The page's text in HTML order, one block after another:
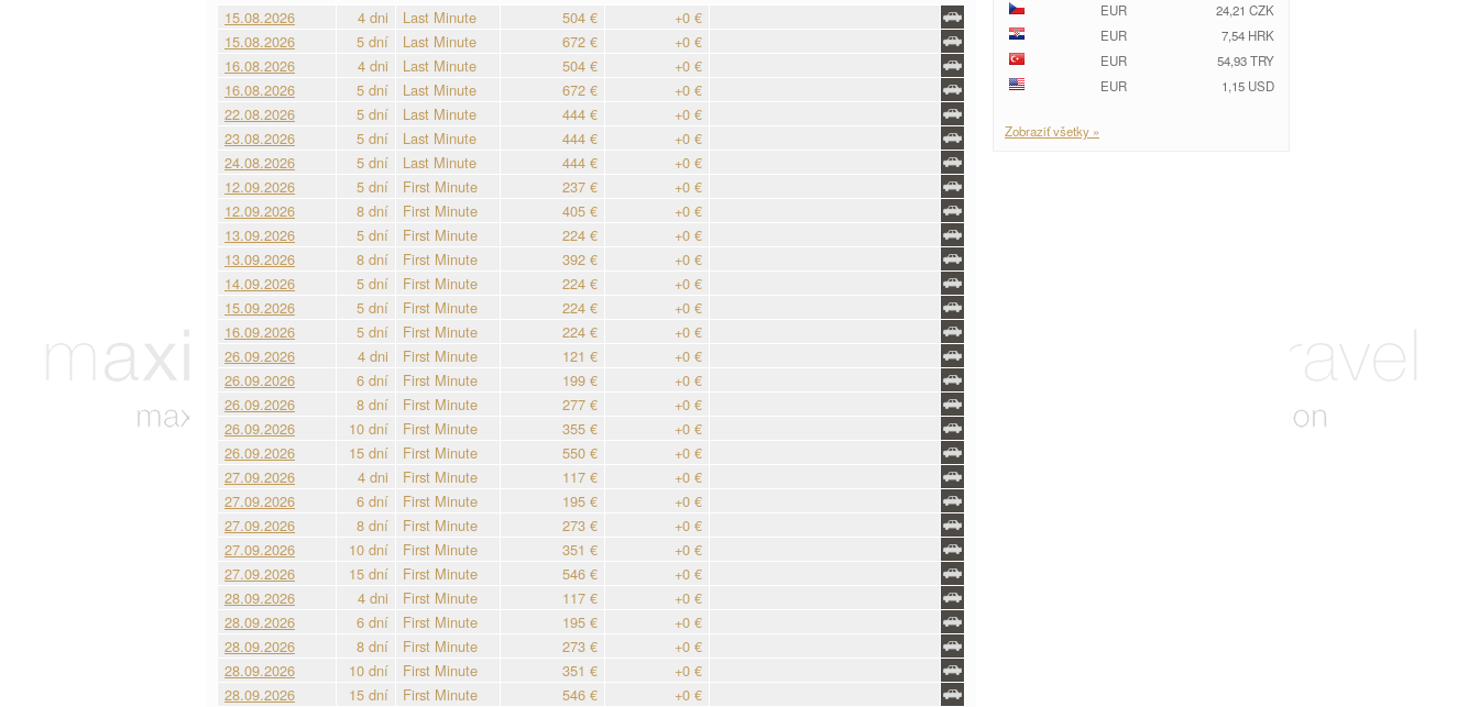
15.08.2026 4 dni Last Minute 504 €
+0 €
15.08.2026
5 dní Last Minute 672 €
+0 €
16.08.2026
4 dni Last Minute 504 €
+0 €
16.08.2026
5 dní Last Minute 672 €
+0 €
22.08.2026
5 dní Last Minute 444 €
+0 €
23.08.2026
5 dní Last Minute 444 €
+0 €
24.08.2026
5 dní Last Minute 444 €
+0 €
12.09.2026
5 dní First Minute 237 €
+0 €
12.09.2026
8 dní First Minute 405 €
+0 €
13.09.2026
5 dní First Minute 224 €
+0 €
13.09.2026
8 dní First Minute 392 €
+0 €
14.09.2026
5 dní First Minute 224 €
+0 €
15.09.2026
5 dní First Minute 224 €
+0 €
16.09.2026
5 dní First Minute 224 €
+0 €
26.09.2026
4 dni First Minute 121 €
+0 €
26.09.2026
6 dní First Minute 199 €
+0 €
26.09.2026
8 dní First Minute 277 €
+0 €
26.09.2026
10 dní First Minute 355 €
+0 €
26.09.2026
15 dní First Minute 550 €
+0 €
27.09.2026
4 dni First Minute 117 €
+0 €
27.09.2026
6 dní First Minute 195 €
+0 €
27.09.2026
8 dní First Minute 273 €
+0 €
27.09.2026
10 dní First Minute 351 €
+0 €
27.09.2026
15 dní First Minute 546 €
+0 €
28.09.2026
4 dni First Minute 117 €
+0 €
28.09.2026
6 dní First Minute 195 €
+0 €
28.09.2026
8 dní First Minute 273 €
+0 €
28.09.2026
10 dní First Minute 351 €
+0 €
28.09.2026
15 dní First Minute 546 €
+0 €
EUR
24,21 CZK
EUR
7,54 HRK
EUR
54,93 TRY
EUR
1,15 USD
Zobraziť všetky »